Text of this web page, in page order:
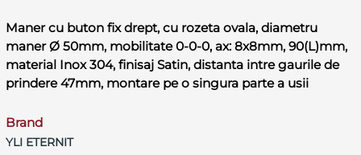
Maner cu buton fix drept, cu rozeta ovala, diametru
maner Ø 50mm, mobilitate 0-0-0, ax: 8x8mm, 90(L)mm,
material Inox 304, finisaj Satin, distanta intre gaurile de
prindere 47mm, montare pe o singura parte a usii
Brand
YLI ETERNIT